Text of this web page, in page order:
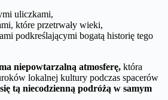
uliczkami,
które przetrwały wieki,
podkreślającymi bogatą historię tego
niepowtarzalną atmosferę, która
lokalnej kultury podczas spacerów
tą niecodzienną podróżą w samym